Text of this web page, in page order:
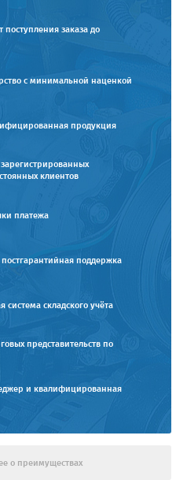
поступления заказа до
с минимальной наценкой
продукция
клиентов
платежа
поддержка
система складского учёта
представительств по
и квалифицированная
о преимуществах